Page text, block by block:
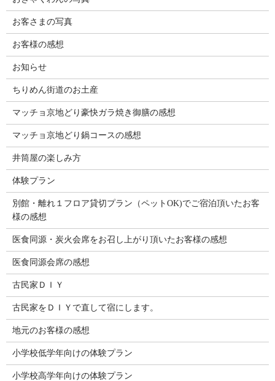
お客さまの写真
お客様の感想
お知らせ
ちりめん街道のお土産
マッチョ京地どり豪快ガラ焼き御膳の感想
マッチョ京地どり鍋コースの感想
井筒屋の楽しみ方
体験プラン
別館・離れ１フロア貸切プラン（ペットOK)でご宿泊頂いたお客
様の感想
医食同源・炭火会席をお召し上がり頂いたお客様の感想
医食同源会席の感想
古民家ＤＩＹ
古民家をＤＩＹで直して宿にします。
地元のお客様の感想
小学校低学年向けの体験プラン
小学校高学年向けの体験プラン